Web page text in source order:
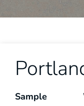
Sample